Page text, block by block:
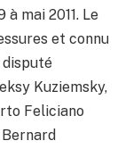
mai 2011. Le
et connu
disputé
Kuziemsky,
Feliciano